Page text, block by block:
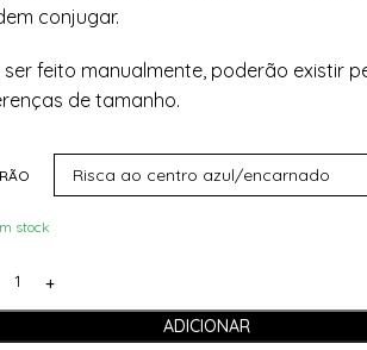
conjugar.
ser feito manualmente, poderão existir
de tamanho.
stock
ADICIONAR